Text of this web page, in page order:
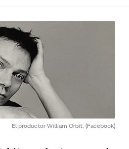
El productor William Orbit. (Facebook)